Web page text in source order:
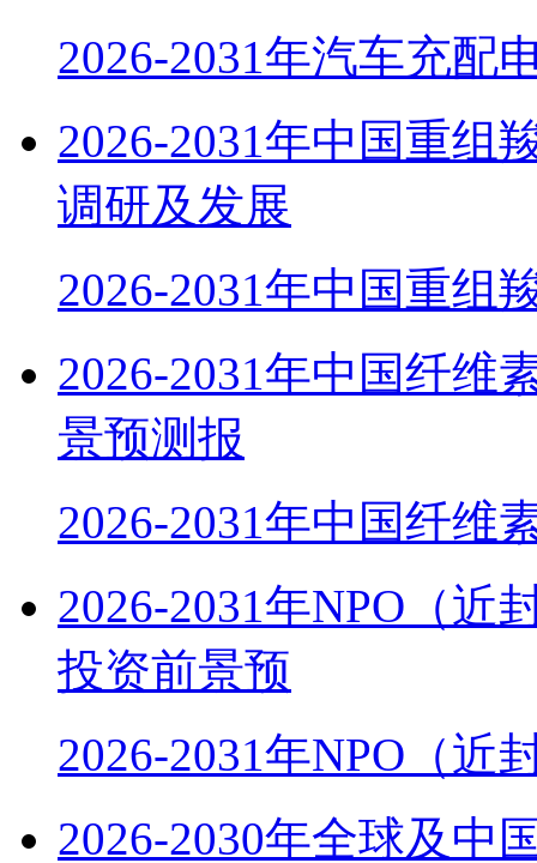
2026-2031年汽车充配
2026-2031年中国重组
调研及发展
2026-2031年中国重组
2026-2031年中国纤维
景预测报
2026-2031年中国纤维
2026-2031年NPO（近
投资前景预
2026-2031年NPO（近
2026-2030年全球及中